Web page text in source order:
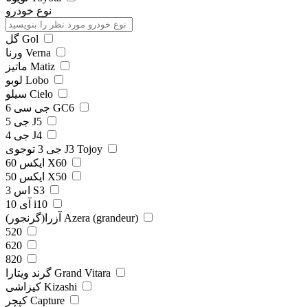
نوع خودرو
گل Gol
ورنا Verna
ماتیز Matiz
لوبو Lobo
سیلو Cielo
جی سی 6 GC6
جی 5 J5
جی 4 J4
جی 3 توجوی J3 Tojoy
ایکس 60 X60
ایکس 50 X50
اس 3 S3
آی 10 i10
آزرا(گرنجور) Azera (grandeur)
520
620
820
گرند ویتارا Grand Vitara
کیزاشی Kizashi
کپچر Capture